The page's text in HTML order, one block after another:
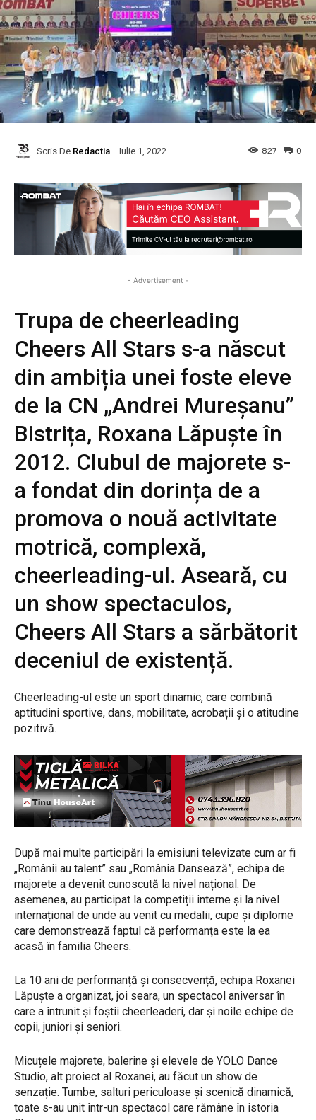
Scris De Redactia Iulie 1, 2022 0
827
- Advertisement -
Trupa de cheerleading
Cheers All Stars s-a născut
din ambiția unei foste eleve
de la CN „Andrei Mureșanu”
Bistrița, Roxana Lăpuște în
2012. Clubul de majorete s-
a fondat din dorința de a
promova o nouă activitate
motrică, complexă,
cheerleading-ul. Aseară, cu
un show spectaculos,
Cheers All Stars a sărbătorit
deceniul de existență.
Cheerleading-ul este un sport dinamic, care combină
aptitudini sportive, dans, mobilitate, acrobații și o atitudine
pozitivă.
După mai multe participări la emisiuni televizate cum ar fi
„Românii au talent” sau „România Dansează”, echipa de
majorete a devenit cunoscută la nivel național. De
asemenea, au participat la competiții interne și la nivel
internațional de unde au venit cu medalii, cupe și diplome
care demonstrează faptul că performanța este la ea
acasă în familia Cheers.
La 10 ani de performanță și consecvență, echipa Roxanei
Lăpuște a organizat, joi seara, un spectacol aniversar în
care a întrunit și foștii cheerleaderi, dar și noile echipe de
copii, juniori și seniori.
Micuțele majorete, balerine și elevele de YOLO Dance
Studio, alt proiect al Roxanei, au făcut un show de
senzație. Tumbe, salturi periculoase și scenică dinamică,
toate s-au unit într-un spectacol care rămâne în istoria